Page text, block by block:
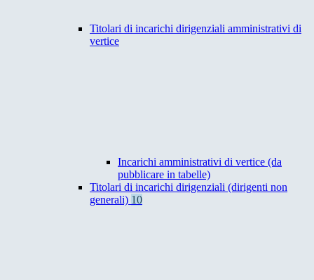
Titolari di incarichi dirigenziali amministrativi di
vertice
Incarichi amministrativi di vertice (da
pubblicare in tabelle)
Titolari di incarichi dirigenziali (dirigenti non
generali) 10